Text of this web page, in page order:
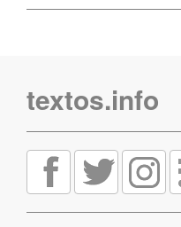
textos.info